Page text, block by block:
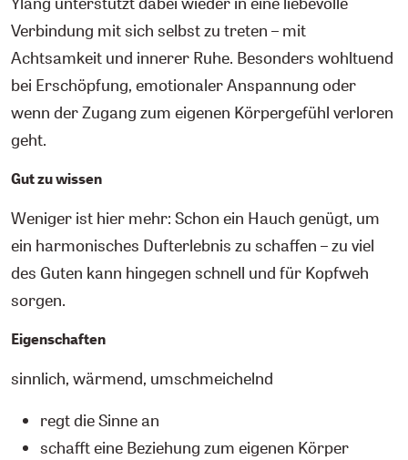
Verbindung mit sich selbst zu treten – mit
Achtsamkeit und innerer Ruhe. Besonders wohltuend
bei Erschöpfung, emotionaler Anspannung oder
wenn der Zugang zum eigenen Körpergefühl verloren
geht.
Gut zu wissen
Weniger ist hier mehr: Schon ein Hauch genügt, um
ein harmonisches Dufterlebnis zu schaffen – zu viel
des Guten kann hingegen schnell und für Kopfweh
sorgen.
Eigenschaften
sinnlich, wärmend, umschmeichelnd
regt die Sinne an
schafft eine Beziehung zum eigenen Körper